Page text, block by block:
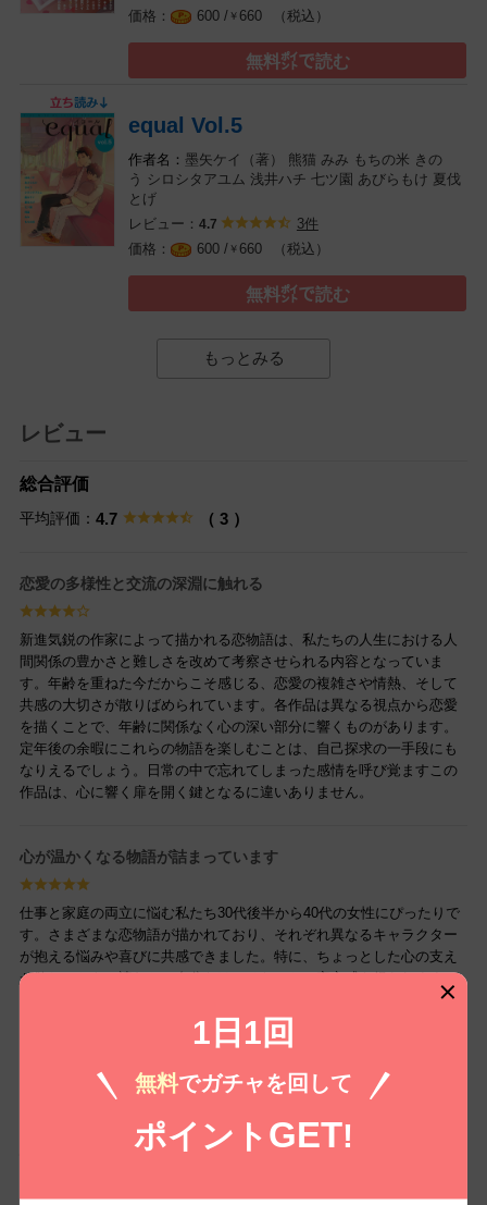
600 / ￥ 660 （税込）
無料㌽で読む
equal Vol.5
墨矢ケイ（著） 熊猫 みみ もちの米 きの
う シロシタアユム 浅井ハチ 七ツ園 あびらもけ 夏伐
とげ
レビュー： 4.7
3件
600 / ￥ 660 （税込）
無料㌽で読む
もっとみる
レビュー
総合評価
平均評価： 4.7 （ 3 ）
恋愛の多様性と交流の深淵に触れる
新進気鋭の作家によって描かれる恋物語は、私たちの人生における人
間関係の豊かさと難しさを改めて考察させられる内容となっていま
す。年齢を重ねた今だからこそ感じる、恋愛の複雑さや情熱、そして
共感の大切さが散りばめられています。各作品は異なる視点から恋愛
を描くことで、年齢に関係なく心の深い部分に響くものがあります。
定年後の余暇にこれらの物語を楽しむことは、自己探求の一手段にも
なりえるでしょう。日常の中で忘れてしまった感情を呼び覚ますこの
作品は、心に響く扉を開く鍵となるに違いありません。
心が温かくなる物語が詰まっています
仕事と家庭の両立に悩む私たち30代後半から40代の女性にぴったりで
す。さまざまな恋物語が描かれており、それぞれ異なるキャラクター
が抱える悩みや喜びに共感できました。特に、ちょっとした心の支え
が欲しいときに読むと、自分だけではないとの安心感を得られます。
本を読むことで忙しい日常の合間にリフレッシュでき、また明日への
活力がわいてきます。この本の中の恋愛模様が、日常への新しい視点
を与えてくれました。自分の経験に照らし合わせて考えながら読むこ
も、ぜひ手に取ってみてほしい一冊です。
心がときめく恋物語の世界へ
1日1回
無料でガチャを回して
ポイント GET!